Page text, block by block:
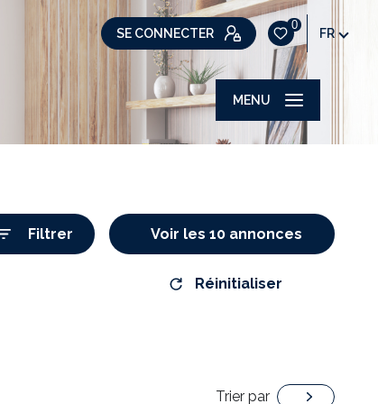
SE CONNECTER
0
FR
MENU
Filtrer Voir les 10 annonces
Réinitialiser
Trier par